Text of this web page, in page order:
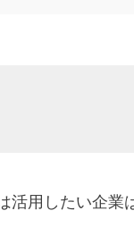
活用したい企業